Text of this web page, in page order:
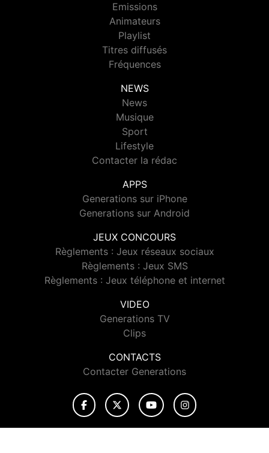
Emissions
Animateurs
Playlist
Titres diffusés
Fréquences
NEWS
News
Musique
Sport
Lifestyle
Contacter la rédac
APPS
Generations sur iPhone
Generations sur Android
JEUX CONCOURS
Règlements : Jeux réseaux sociaux
Règlements : Jeux SMS
Règlements : Jeux téléphone et internet
VIDEO
Generations TV
Clips
CONTACTS
Contacter Generations